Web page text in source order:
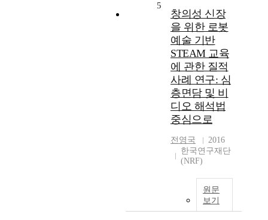
5
창의성 신장
을 위한 로봇
예술 기반
STEAM 교육
에 관한 질적
사례 연구: 심
층면담 및 비
디오 해석법
중심으로
전영국
2016
한국연구재단
(NRF)
원문
보기